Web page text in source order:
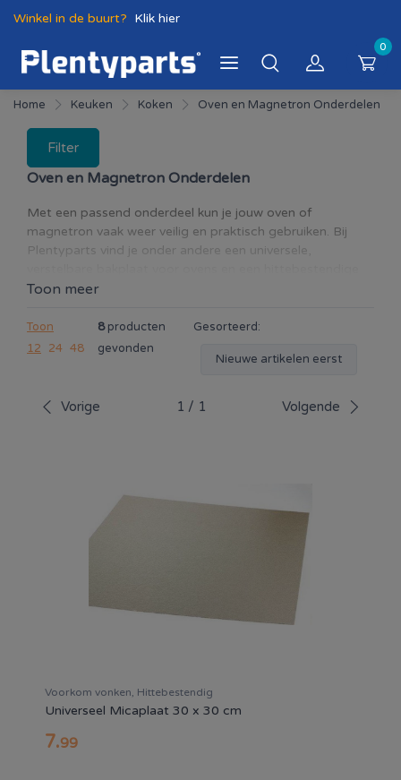
Winkel in de buurt? Klik hier
0
Home Keuken Koken Oven en Magnetron Onderdelen
Filter
Oven en Magnetron Onderdelen
Met een passend onderdeel kun je jouw oven of
magnetron vaak weer veilig en praktisch gebruiken. Bij
Plentyparts vind je onder andere een universele,
micaplaat voor magnetrons. De bakplaat is in breedte
ovenformaten. Een micaplaat beschermt belangrijke
onderdelen in de magnetron tegen vet en voedselresten
en helpt vonkvorming door een beschadigde afdekplaat
afmetingen van het oude onderdeel en controleer of het
product geschikt is voor jouw apparaat. Schakel het
Toon meer
Toon
12
24 48
8producten
gevonden
Gesorteerd:
Nieuwe artikelen eerst
Vorige 1 / 1 Volgende
Voorkom vonken, Hittebestendig
Universeel Micaplaat 30 x 30 cm
7.99